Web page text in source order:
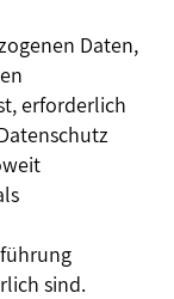
Daten,
erforderlich
sind.